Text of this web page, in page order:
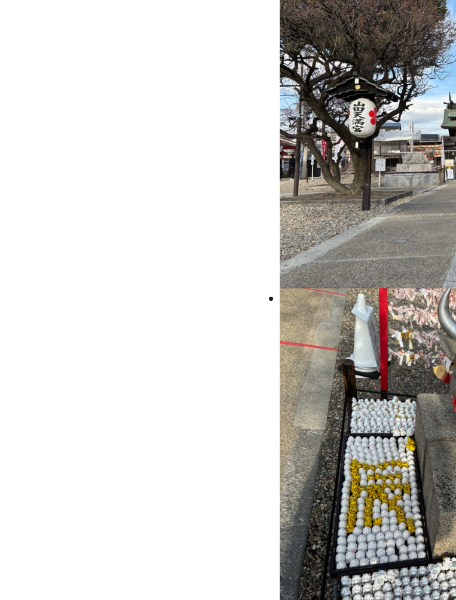
東海医療科学 東海歯科医療
専門学校
CLOSE
東海医療科学 東海歯科医療
専門学校
CLOSE
東海医療科学 東海歯科医療
専門学校
CLOSE
東海医療科学 東海歯科医療
専門学校
CLOSE